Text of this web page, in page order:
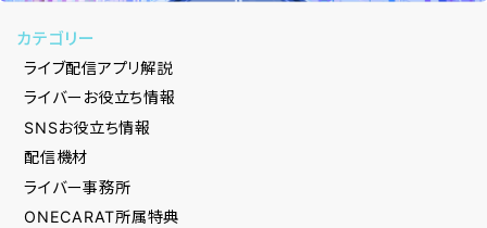
カテゴリー
ライブ配信アプリ解説
ライバーお役立ち情報
SNSお役立ち情報
配信機材
ライバー事務所
ONECARAT所属特典